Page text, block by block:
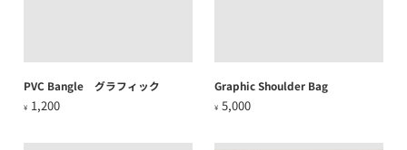
PVC Bangle グラフィック
¥ 1,200
Graphic Shoulder Bag
¥ 5,000